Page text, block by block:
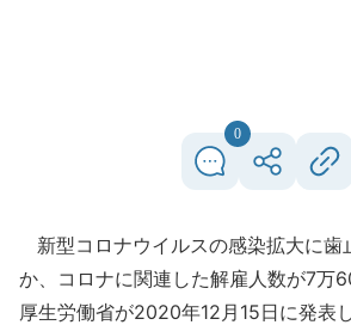
0
新型コロナウイルスの感染拡大に歯
か、コロナに関連した解雇人数が7万
厚生労働省が2020年12月15日に発表し